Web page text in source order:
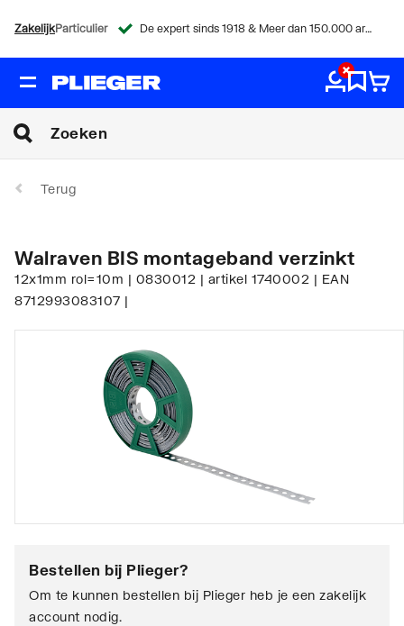
ZakelijkParticulier De expert sinds 1918 & Meer dan 150.000 artikelen
Terug
Walraven BIS montageband verzinkt
12x1mm rol=10m | 0830012 | artikel 1740002 | EAN
8712993083107 |
Bestellen bij Plieger?
Om te kunnen bestellen bij Plieger heb je een zakelijk
account nodig.